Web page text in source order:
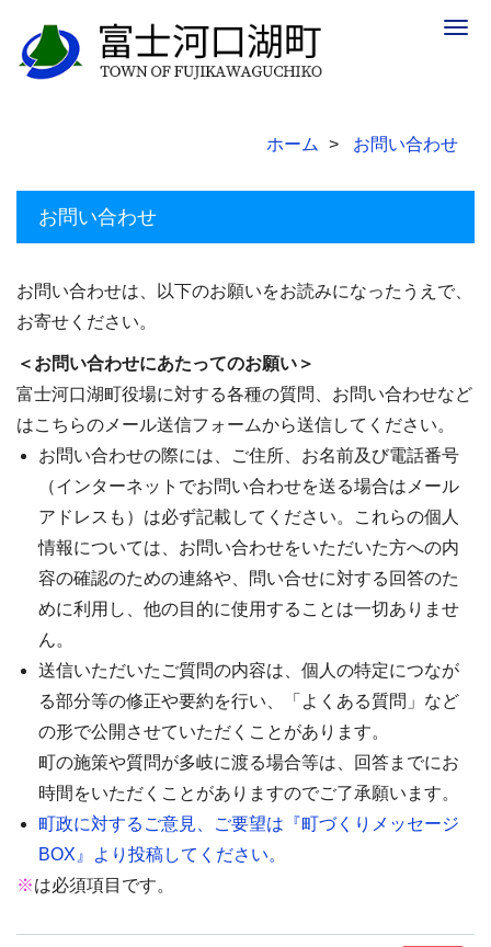
ホーム お問い合わせ
お問い合わせ
お問い合わせは、以下のお願いをお読みになったうえで、
お寄せください。
＜お問い合わせにあたってのお願い＞
富士河口湖町役場に対する各種の質問、お問い合わせなど
はこちらのメール送信フォームから送信してください。
お問い合わせの際には、ご住所、お名前及び電話番号
（インターネットでお問い合わせを送る場合はメール
アドレスも）は必ず記載してください。これらの個人
情報については、お問い合わせをいただいた方への内
容の確認のための連絡や、問い合せに対する回答のた
めに利用し、他の目的に使用することは一切ありませ
ん。
送信いただいたご質問の内容は、個人の特定につなが
る部分等の修正や要約を行い、「よくある質問」など
の形で公開させていただくことがあります。
町の施策や質問が多岐に渡る場合等は、回答までにお
時間をいただくことがありますのでご了承願います。
町政に対するご意見、ご要望は『町づくりメッセージ
BOX』より投稿してください。
※は必須項目です。